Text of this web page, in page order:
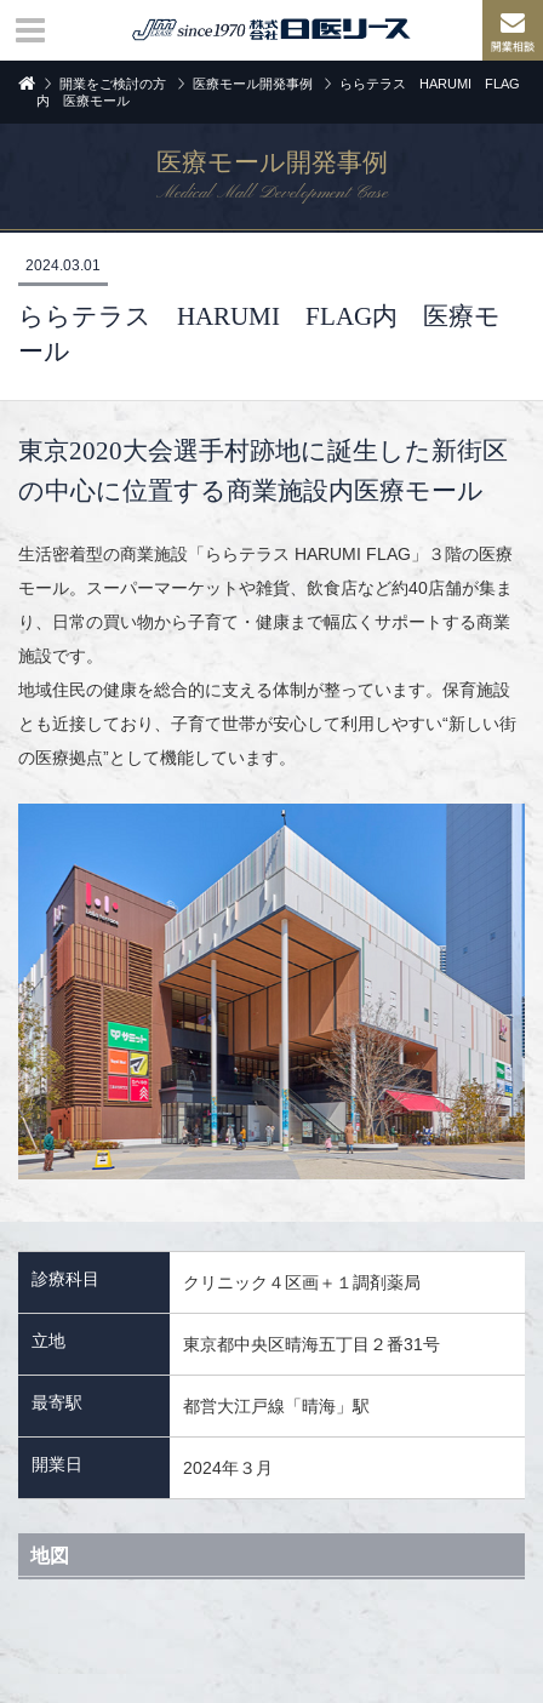
開業をご検討の方 医療モール開発事例
ららテラス HARUMI FLAG
内 医療モール
医療モール開発事例
Medical Mall Development Case
2024.03.01
ららテラス HARUMI FLAG内 医療モ
ール
東京2020大会選手村跡地に誕生した新街区
の中心に位置する商業施設内医療モール
生活密着型の商業施設「ららテラス HARUMI FLAG」３階の医療
モール。スーパーマーケットや雑貨、飲食店など約40店舗が集ま
り、日常の買い物から子育て・健康まで幅広くサポートする商業
施設です。
地域住民の健康を総合的に支える体制が整っています。保育施設
とも近接しており、子育て世帯が安心して利用しやすい“新しい街
の医療拠点”として機能しています。
診療科目 クリニック４区画＋１調剤薬局
立地 東京都中央区晴海五丁⽬２番31号
最寄駅 都営大江戸線「晴海」駅
開業日 2024年３月
地図